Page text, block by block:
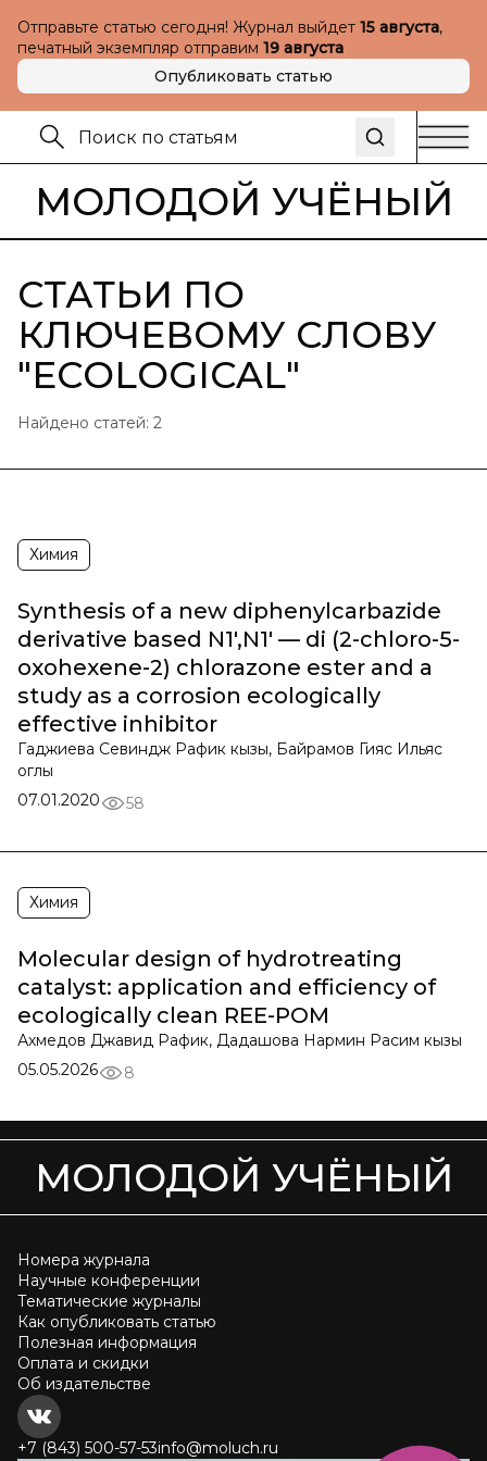
Отправьте статью сегодня! Журнал выйдет 15 августа,
печатный экземпляр отправим 19 августа
Опубликовать статью
МОЛОДОЙ УЧЁНЫЙ
СТАТЬИ ПО
КЛЮЧЕВОМУ СЛОВУ
"ECOLOGICAL"
Найдено статей: 2
Химия
Synthesis of a new diphenylcarbazide
derivative based N1',N1' — di (2-chloro-5-
oxohexene-2) chlorazone ester and a
study as a corrosion ecologically
effective inhibitor
Гаджиева Севиндж Рафик кызы, Байрамов Гияс Ильяс
оглы
07.01.2020
58
Химия
Molecular design of hydrotreating
catalyst: application and efficiency of
ecologically clean REE-POM
Ахмедов Джавид Рафик, Дадашова Нармин Расим кызы
05.05.2026
8
МОЛОДОЙ УЧЁНЫЙ
Номера журнала
Научные конференции
Тематические журналы
Как опубликовать статью
Полезная информация
Оплата и скидки
Об издательстве
+7 (843) 500-57-53info@moluch.ru